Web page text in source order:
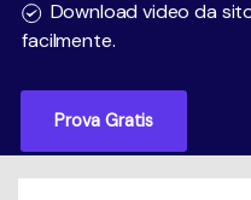
Negozio
AniSmall-Video Compressor
AniSmall per Desktop
AniSmall per iOS
Lab AI
Blog
Comprimere
Convertire MP4
Centro di Supporto
Tutte le informazioni di cui
utilizzare UniConverter.
Download video da
facilmente.
Prova Gratis